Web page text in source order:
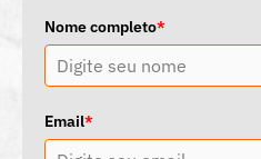
Nome completo*
Email*